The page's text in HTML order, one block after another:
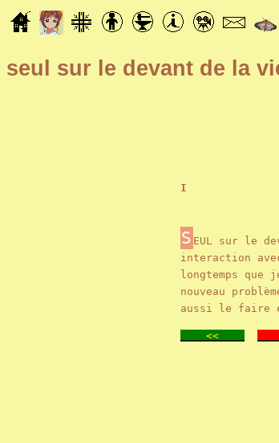
seul sur le devant de la
I
S EUL sur le
interaction
longtemps que
nouveau
aussi le faire
<<